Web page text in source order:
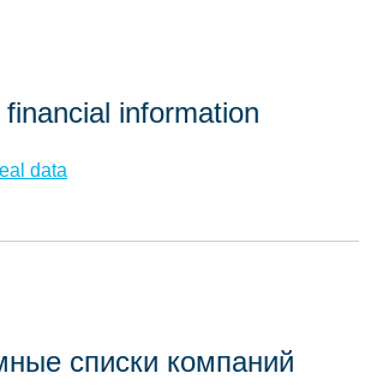
financial information
data
списки компаний